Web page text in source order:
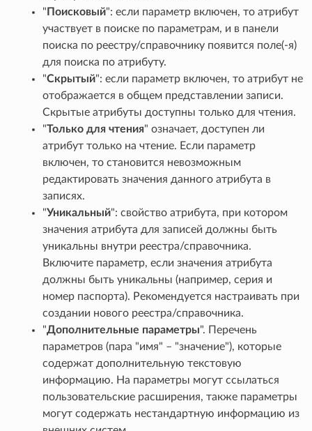
" Поисковый": если параметр включен, то атрибут
участвует в поиске по параметрам, и в панели
поиска по реестру/справочнику появится поле(-я)
для поиска по атрибуту.
"Скрытый": если параметр включен, то атрибут не
отображается в общем представлении записи.
Скрытые атрибуты доступны только для чтения.
"Только для чтения" означает, доступен ли
атрибут только на чтение. Если параметр
включен, то становится невозможным
редактировать значения данного атрибута в
записях.
"Уникальный": свойство атрибута, при котором
значения атрибута для записей должны быть
уникальны внутри реестра/справочника.
Включите параметр, если значения атрибута
должны быть уникальны (например, серия и
номер паспорта). Рекомендуется настраивать при
создании нового реестра/справочника.
"Дополнительные параметры". Перечень
параметров (пара "имя" – "значение"), которые
содержат дополнительную текстовую
информацию. На параметры могут ссылаться
пользовательские расширения, также параметры
могут содержать нестандартную информацию из